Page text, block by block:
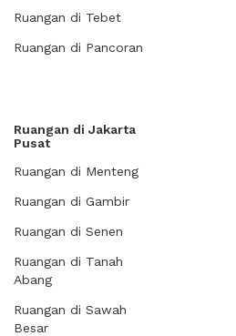
Ruangan di Tebet
Ruangan di Pancoran
Ruangan di Jakarta
Pusat
Ruangan di Menteng
Ruangan di Gambir
Ruangan di Senen
Ruangan di Tanah
Abang
Ruangan di Sawah
Besar